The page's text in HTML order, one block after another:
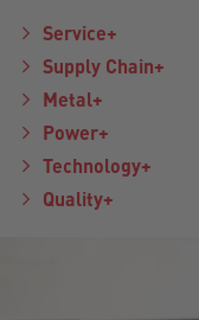
Service+
Supply Chain+
Metal+
Power+
Technology+
Quality+